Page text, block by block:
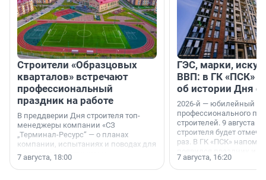
Строители «Образцовых
кварталов» встречают
профессиональный
праздник на работе
В преддверии Дня строителя топ-
менеджеры компании «СЗ
„Терминал-Ресурс“ — о планах
компании, испытаниях и поводах для
осторожного оптимизма.
7 августа, 18:00
ГЭС, марки,
ВВП: в ГК «ПСК»
об истории Дня
2026-й — юбилейный
профессионального
строителей. 9 августа
строителя будет
раз. В ГК «ПСК»
поменялась роль
7 августа, 16:20